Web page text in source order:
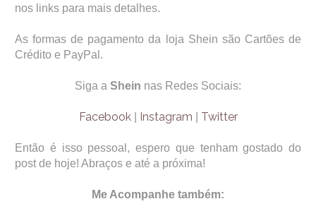
nos links para mais detalhes.
As formas de pagamento da loja Shein são Cartões de
Crédito e PayPal.
Siga a Shein nas Redes Sociais:
Facebook| Instagram Twitter
Então é isso pessoal, espero que tenham gostado do
post de hoje! Abraços e até a próxima!
Me Acompanhe também: